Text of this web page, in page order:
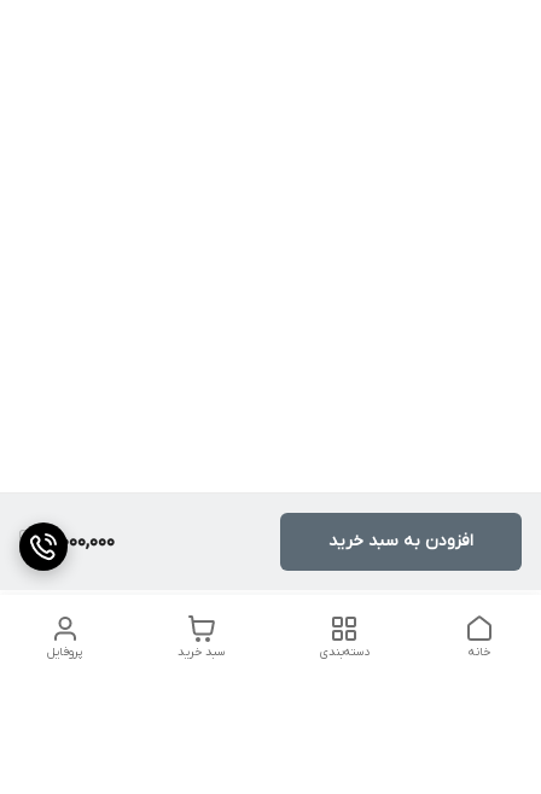
10,000,000 افزودن به سبد خرید
پروفایل سبد خرید دسته‌بندی خانه